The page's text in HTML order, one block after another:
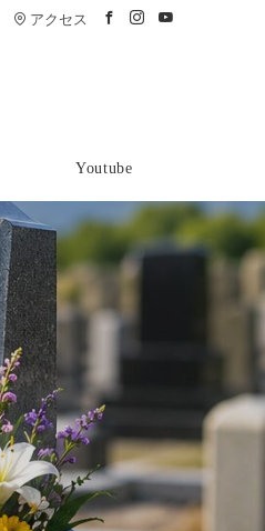
アクセス
Youtube